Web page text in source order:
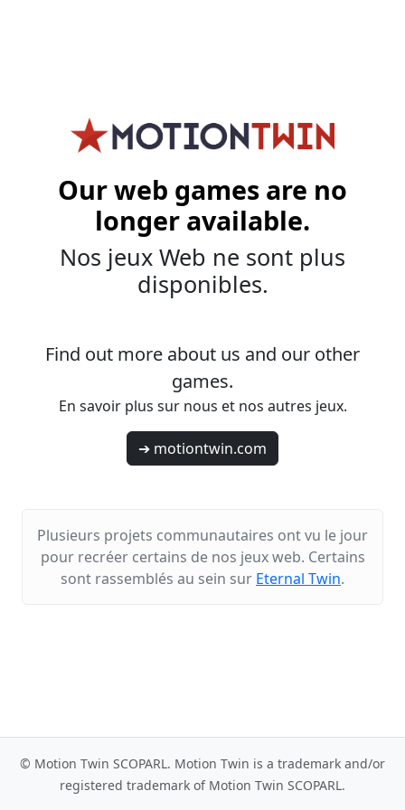
Our web games are no
longer available.
Nos jeux Web ne sont plus
disponibles.
Find out more about us and our other
games.
En savoir plus sur nous et nos autres jeux.
➔ motiontwin.com
Plusieurs projets communautaires ont vu le jour
pour recréer certains de nos jeux web. Certains
sont rassemblés au sein sur Eternal Twin.
© Motion Twin SCOPARL. Motion Twin is a trademark and/or
registered trademark of Motion Twin SCOPARL.